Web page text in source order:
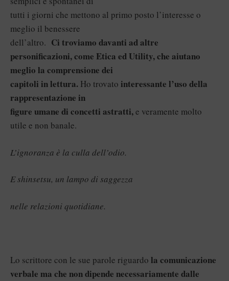
tutti i giorni che mettono al primo posto l’interesse o
meglio il benessere
dell’altro. Ci troviamo davanti ad altre
personificazioni, come Etica ed Utility, che aiutano
meglio la comprensione dei
capitoli in lettura. Ho trovato interessante l’uso della
rappresentazione in
figure umane di concetti astratti,e veramente molto
utile e non banale.
L’ignoranza è la culla dell’odio.
E shinsetsu, un lampo di saggezza
nelle relazioni quotidiane.
Lo scrittore con le sue parole riguardo la comunicazione
verbale ma che non dipende necessariamente dalle